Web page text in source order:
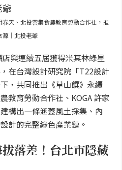
天、北投雲集食農教育勞動合作社，推
源｜北投老爺
與連續五屆獲得米其林綠星
在台灣設計研究院「T22設計
，共同推出《草山饌》永續
教育勞動合作社、KOGA 許家
構出一條涵蓋風土採集、內
計的完整綠色產業鏈。
落差！台北市隱藏